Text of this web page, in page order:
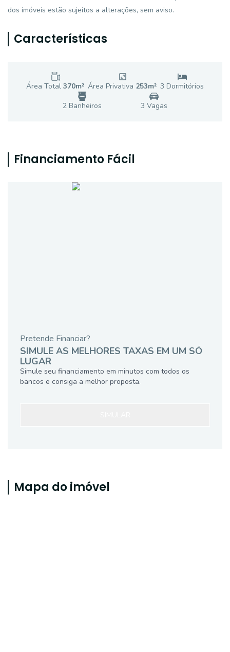
dos imóveis estão sujeitos a alterações, sem aviso.
Características
Área Total 370m² Área Privativa 253m² 3 Dormitórios
2Banheiros 3 Vagas
Financiamento Fácil
Pretende Financiar?
SIMULE AS MELHORES TAXAS EM UM SÓ
LUGAR
Simule seu financiamento em minutos com todos os
bancos e consiga a melhor proposta.
Mapa do imóvel